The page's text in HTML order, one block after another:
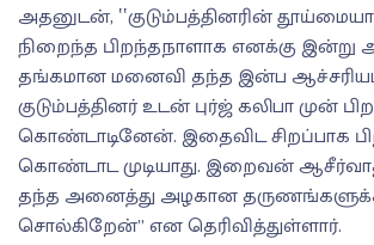
அதனுடன், ‛‛குடும்பத்தினரின்
நிறைந்த பிறந்தநாளாக எனக்கு இன்று
தங்கமான மனைவி தந்த இன்ப
குடும்பத்தினர் உடன் புர்ஜ் கலிபா முன்
கொண்டாடினேன். இதைவிட சிறப்பாக
கொண்டாட முடியாது. இறைவன்
தந்த அனைத்து அழகான
சொல்கிறேன்” என தெரிவித்துள்ளார்.